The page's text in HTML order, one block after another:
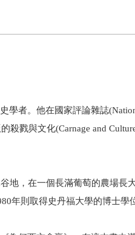
學者。他在國家評論雜誌
戮與文化(Carnage and
地，在一個長滿葡萄的農場
年則取得史丹福大學的博士學